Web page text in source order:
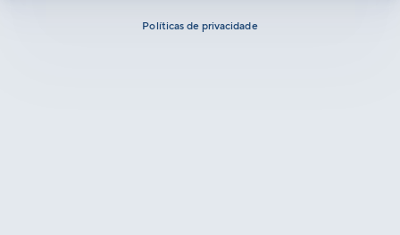
Políticas de privacidade